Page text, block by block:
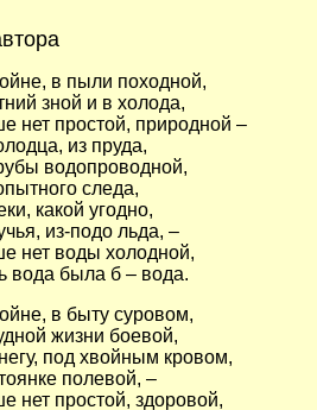
в пыли походной,
зной и в холода,
нет простой, природной –
из пруда,
водопроводной,
следа,
какой угодно,
из-подо льда, –
нет воды холодной,
вода была б – вода.
в быту суровом,
жизни боевой,
под хвойным кровом,
полевой, –
нет простой, здоровой,